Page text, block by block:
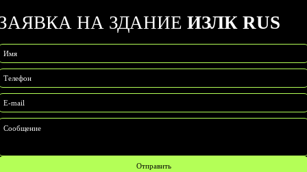
НА ЗДАНИЕ ИЗЛК RUS
Имя
Телефон
E-mail
Сообщение